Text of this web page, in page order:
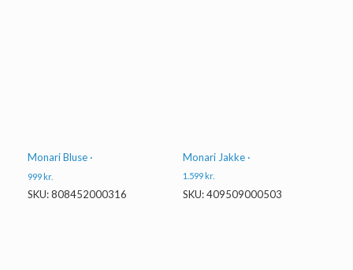
Monari Bluse ·
999kr.
SKU: 808452000316
Monari Jakke ·
1.599 kr.
SKU: 409509000503